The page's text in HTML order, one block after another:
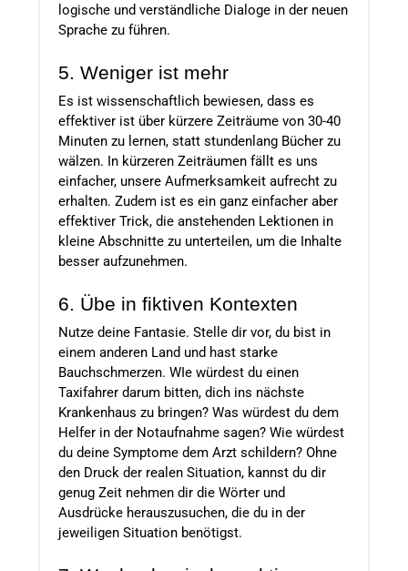
logische und verständliche Dialoge in der neuen
Sprache zu führen.
5. Weniger ist mehr
Es ist wissenschaftlich bewiesen, dass es
effektiver ist über kürzere Zeiträume von 30-40
Minuten zu lernen, statt stundenlang Bücher zu
wälzen. In kürzeren Zeiträumen fällt es uns
einfacher, unsere Aufmerksamkeit aufrecht zu
erhalten. Zudem ist es ein ganz einfacher aber
effektiver Trick, die anstehenden Lektionen in
kleine Abschnitte zu unterteilen, um die Inhalte
besser aufzunehmen.
6. Übe in fiktiven Kontexten
Nutze deine Fantasie. Stelle dir vor, du bist in
einem anderen Land und hast starke
Bauchschmerzen. WIe würdest du einen
Taxifahrer darum bitten, dich ins nächste
Krankenhaus zu bringen? Was würdest du dem
Helfer in der Notaufnahme sagen? Wie würdest
du deine Symptome dem Arzt schildern? Ohne
den Druck der realen Situation, kannst du dir
genug Zeit nehmen dir die Wörter und
Ausdrücke herauszusuchen, die du in der
jeweiligen Situation benötigst.